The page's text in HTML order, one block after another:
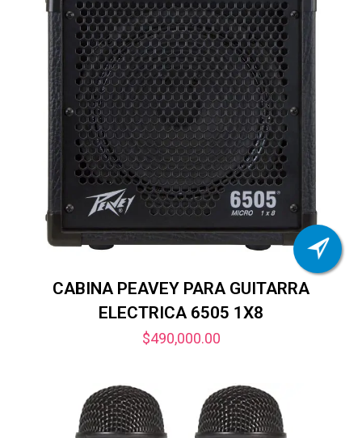
CABINA PEAVEY PARA GUITARRA
ELECTRICA 6505 1X8
$490,000.00